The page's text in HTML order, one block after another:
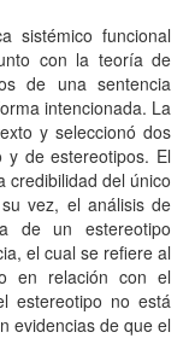
sistémico funcional
con la teorí­a de
de una sentencia
intencionada. La
y seleccionó dos
de estereotipos. El
credibilidad del único
vez, el análisis de
de un estereotipo
el cual se refiere al
en relación con el
estereotipo no está
evidencias de que el